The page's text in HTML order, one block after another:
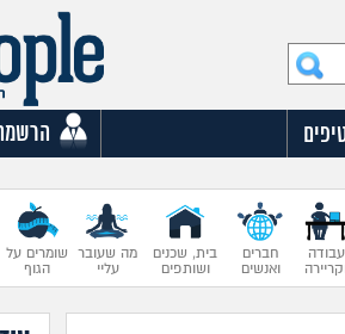
עבודה
חברים
ואנשים
בית, שכנים
ושותפים
מה שעובר
עליי
שומרים על
הגוף